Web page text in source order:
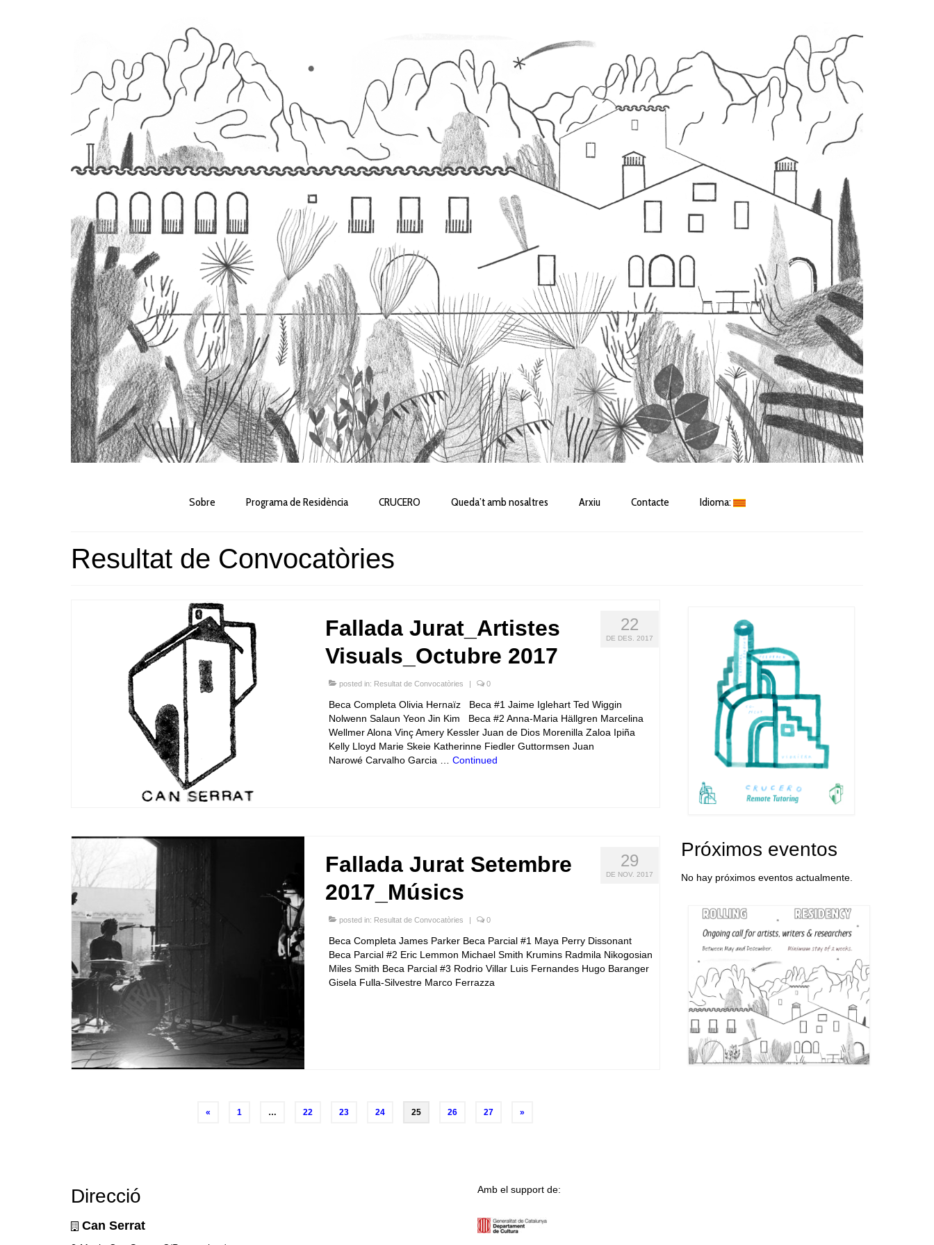
Sobre Programa de Residència CRUCERO Queda’t amb nosaltres Arxiu Contacte Idioma:
Resultat de Convocatòries
22
DE DES. 2017
Fallada Jurat_Artistes
Visuals_Octubre 2017
posted in: Resultat de Convocatòries 0
Beca Completa Olivia Hernaïz Beca #1 Jaime Iglehart Ted Wiggin
Nolwenn Salaun Yeon Jin Kim Beca #2 Anna-Maria Hällgren Marcelina
Wellmer Alona Vinç Amery Kessler Juan de Dios Morenilla Zaloa Ipiña
Kelly Lloyd Marie Skeie Katherinne Fiedler Guttormsen Juan
Narowé Carvalho Garcia … Continued
29
DE NOV. 2017
Fallada Jurat Setembre
2017_Músics
posted in: Resultat de Convocatòries 0
Beca Completa James Parker Beca Parcial #1 Maya Perry Dissonant
Beca Parcial #2 Eric Lemmon Michael Smith Krumins Radmila Nikogosian
Miles Smith Beca Parcial #3 Rodrio Villar Luis Fernandes Hugo Baranger
Gisela Fulla-Silvestre Marco Ferrazza
« 1 … 22 23 24 25 26 27 »
Próximos eventos
No hay próximos eventos actualmente.
Direcció
Can Serrat
Amb el support de: